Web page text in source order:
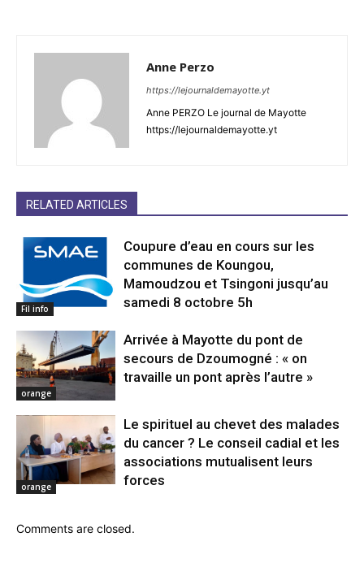
Anne Perzo
https://lejournaldemayotte.yt
Anne PERZO Le journal de Mayotte
https://lejournaldemayotte.yt
RELATED ARTICLES
Fil info
Coupure d’eau en cours sur les
communes de Koungou,
Mamoudzou et Tsingoni jusqu’au
samedi 8 octobre 5h
orange
Arrivée à Mayotte du pont de
secours de Dzoumogné : « on
travaille un pont après l’autre »
orange
Le spirituel au chevet des malades
du cancer ? Le conseil cadial et les
associations mutualisent leurs
forces
Comments are closed.